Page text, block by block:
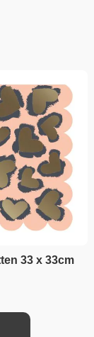
33 x 33cm